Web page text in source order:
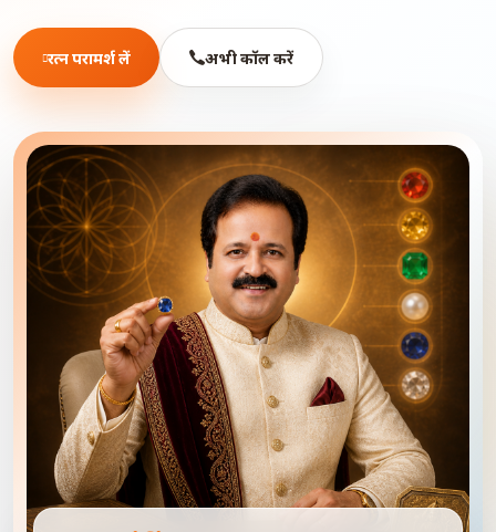
रत्न परामर्श लें अभी कॉल करें